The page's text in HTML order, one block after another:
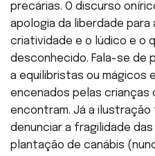
precárias. O discurso
apologia da liberdade para
criatividade e o lúdico e o
desconhecido. Fala-se de
a equilibristas ou mágicos
encenados pelas crianças
encontram. Já a
denunciar a fragilidade
plantação de canábis